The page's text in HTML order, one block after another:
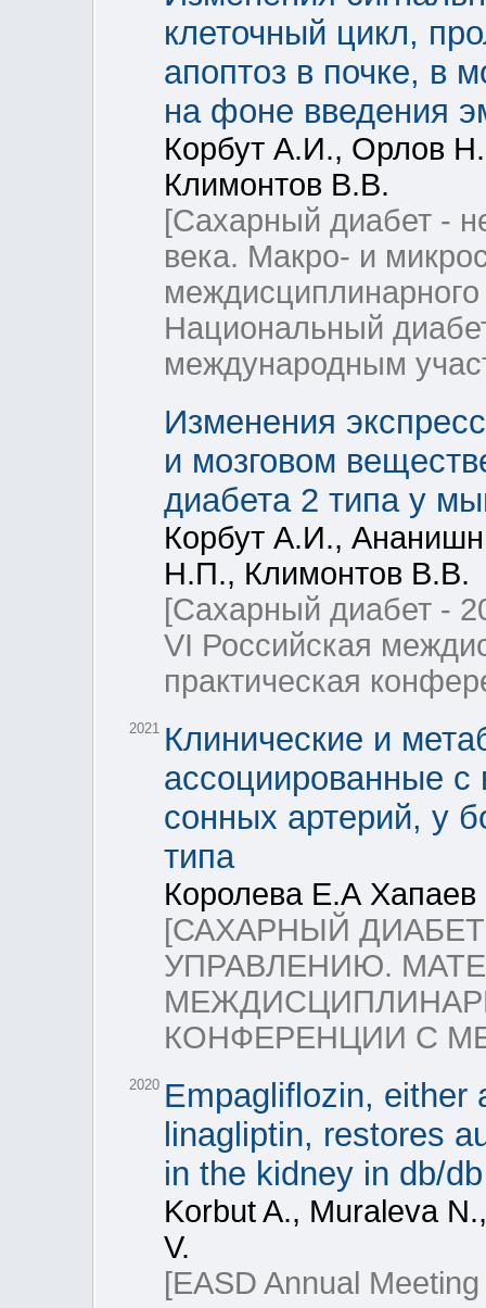
клеточный цикл,
апоптоз в почке, в
на фоне введения
Корбут А.И., Орлов
Климонтов В.В.
[Сахарный диабет -
века. Макро- и
Национальный
международным
Изменения
и мозговом
диабета 2 типа у
Корбут А.И.,
Н.П., Климонтов В.В.
[Сахарный диабет -
VI Российская
практическая
2021 Клинические и
ассоциированные с
сонных артерий, у
типа
Королева Е.А
[САХАРНЫЙ
УПРАВЛЕНИЮ.
КОНФЕРЕНЦИИ С
2020 Empagliflozin, either
linagliptin, restores
in the kidney in db/
Korbut A., Muraleva
V.
[EASD Annual